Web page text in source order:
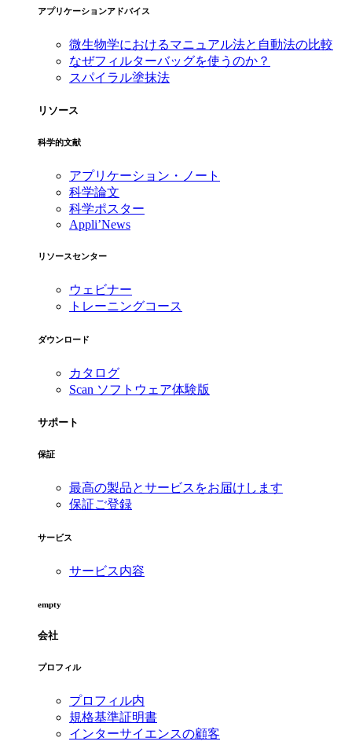
アプリケーションアドバイス
微生物学におけるマニュアル法と自動法の比較
なぜフィルターバッグを使うのか？
スパイラル塗抹法
リソース
科学的文献
アプリケーション・ノート
科学論文
科学ポスター
Appli’News
リソースセンター
ウェビナー
トレーニングコース
ダウンロード
カタログ
Scan ソフトウェア体験版
サポート
保証
最高の製品とサービスをお届けします
保証ご登録
サービス
サービス内容
empty
会社
プロフィル
プロフィル内
規格基準証明書
インターサイエンスの顧客